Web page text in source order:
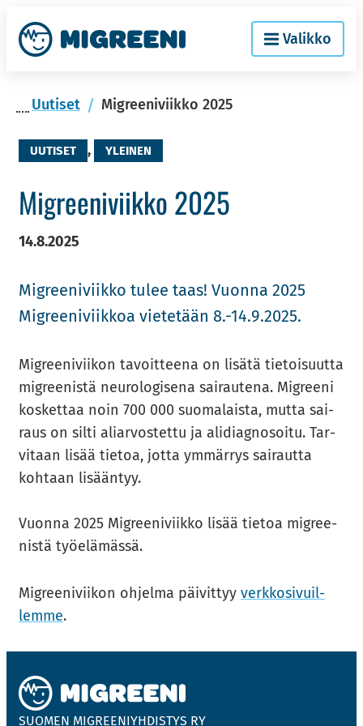
ry
si­
töön
Etusi­
vu
Valikko
Uu­ti­set Migreeniviikko 2025
UUTISET , YLEINEN
Migree­ni­viik­ko 2025
14.8.2025
Migree­ni­viik­ko tulee taas! Vuon­na 2025
Migree­ni­viik­koa vie­te­tään 8.-14.9.2025.
Migree­ni­vii­kon ta­voit­tee­na on li­sä­tä tie­toi­suut­ta
migree­nis­tä neu­ro­lo­gi­se­na sai­rau­te­na. Migree­ni
kos­ket­taa noin 700 000 suo­ma­lais­ta, mutta sai­
raus on silti aliar­vos­tet­tu ja ali­diag­no­soi­tu. Tar­
vi­taan lisää tie­toa, jotta ym­mär­rys sai­raut­ta
koh­taan li­sään­tyy.
Vuon­na 2025 Migree­ni­viik­ko lisää tie­toa migree­
nis­tä työ­elä­mäs­sä.
Migree­ni­vii­kon oh­jel­ma päi­vit­tyy verk­ko­si­vuil­
lem­me.
SUO­MEN MIGREE­NIYH­DIS­TYS RY